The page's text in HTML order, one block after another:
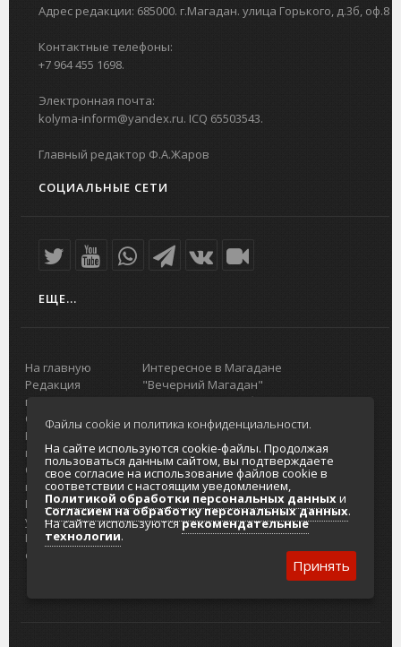
Адрес редакции: 685000. г.Магадан. улица Горького, д.3б, оф.8
Контактные телефоны:
+7 964 455 1698.
Электронная почта:
kolyma-inform@yandex.ru. ICQ 65503543.
Главный редактор Ф.А.Жаров
СОЦИАЛЬНЫЕ СЕТИ
ЕЩЕ...
На главную
Редакция
портала
О проекте
Реклама на
портале
Отзывы и
предложения
Интернет-
услуги
Разработка
сайтов
Интересное в Магадане
"Вечерний Магадан"
Городская доска объявлений
Главный туристический портал
Колымы
Политика в отношении обработки
персональных данных
Согласие на обработку персональных
данных
Файлы cookie и политика конфиденциальности.
На сайте используются cookie-файлы. Продолжая
пользоваться данным сайтом, вы подтверждаете
свое согласие на использование файлов cookie в
соответствии с настоящим уведомлением,
Политикой обработки персональных данныхи
Согласием на обработку персональных данных.
На сайте используютсярекомендательные
технологии.
Принять